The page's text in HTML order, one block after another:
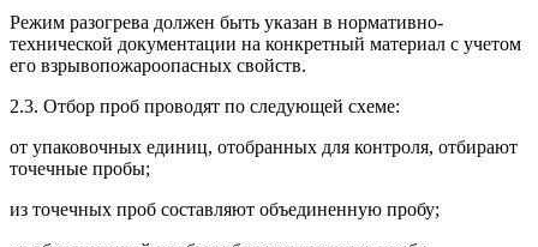
Режим разогрева должен быть указан в нормативно-
технической документации на конкретный материал с учетом
его взрывопожароопасных свойств.
2.3. Отбор проб проводят по следующей схеме:
от упаковочных единиц, отобранных для контроля, отбирают
точечные пробы;
из точечных проб составляют объединенную пробу;